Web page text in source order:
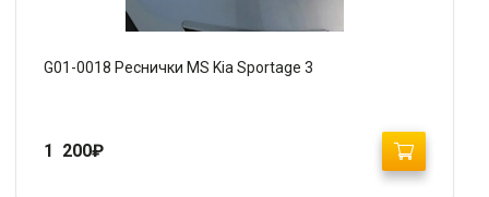
G01-0018 Реснички MS Kia Sportage 3
1 200₽